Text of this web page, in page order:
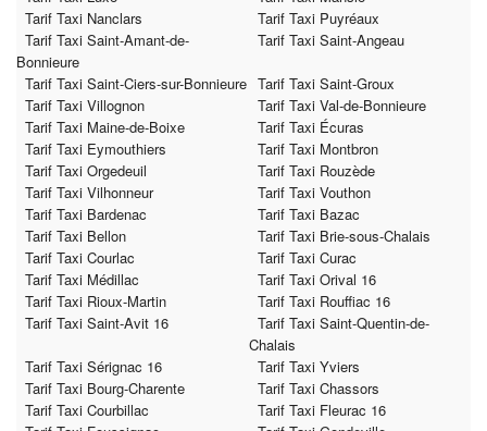
Tarif Taxi Nanclars
Tarif Taxi Puyréaux
Tarif Taxi Saint-Amant-de-
Bonnieure
Tarif Taxi Saint-Angeau
Tarif Taxi Saint-Ciers-sur-Bonnieure Tarif Taxi Saint-Groux
Tarif Taxi Villognon
Tarif Taxi Val-de-Bonnieure
Tarif Taxi Maine-de-Boixe
Tarif Taxi Écuras
Tarif Taxi Eymouthiers
Tarif Taxi Montbron
Tarif Taxi Orgedeuil
Tarif Taxi Rouzède
Tarif Taxi Vilhonneur
Tarif Taxi Vouthon
Tarif Taxi Bardenac
Tarif Taxi Bazac
Tarif Taxi Bellon
Tarif Taxi Brie-sous-Chalais
Tarif Taxi Courlac
Tarif Taxi Curac
Tarif Taxi Médillac
Tarif Taxi Orival 16
Tarif Taxi Rioux-Martin
Tarif Taxi Rouffiac 16
Tarif Taxi Saint-Avit 16
Tarif Taxi Saint-Quentin-de-
Chalais
Tarif Taxi Sérignac 16
Tarif Taxi Yviers
Tarif Taxi Bourg-Charente
Tarif Taxi Chassors
Tarif Taxi Courbillac
Tarif Taxi Fleurac 16